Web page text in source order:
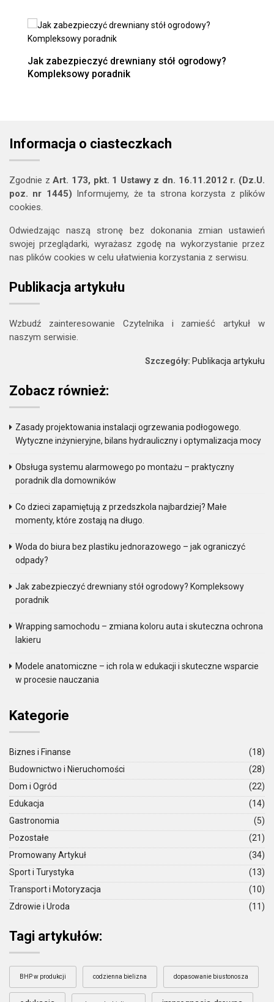
Jak zabezpieczyć drewniany stół ogrodowy?
Kompleksowy poradnik
Informacja o ciasteczkach
Zgodnie zArt. 173, pkt. 1 Ustawy z dn. 16.11.2012 r. (Dz.U.
poz. nr 1445) Informujemy, że ta strona korzysta z plików
cookies.
Odwiedzając naszą stronę bez dokonania zmian ustawień
swojej przeglądarki, wyrażasz zgodę na wykorzystanie przez
nas plików cookies w celu ułatwienia korzystania z serwisu.
Publikacja artykułu
Wzbudź zainteresowanie Czytelnika i zamieść artykuł w
naszym serwisie.
Szczegóły: Publikacja artykułu
Zobacz również:
Zasady projektowania instalacji ogrzewania podłogowego.
Wytyczne inżynieryjne, bilans hydrauliczny i optymalizacja mocy
Obsługa systemu alarmowego po montażu – praktyczny
poradnik dla domowników
Co dzieci zapamiętują z przedszkola najbardziej? Małe
momenty, które zostają na długo.
Woda do biura bez plastiku jednorazowego – jak ograniczyć
odpady?
Jak zabezpieczyć drewniany stół ogrodowy? Kompleksowy
poradnik
Wrapping samochodu – zmiana koloru auta i skuteczna ochrona
lakieru
Modele anatomiczne – ich rola w edukacji i skuteczne wsparcie
w procesie nauczania
Kategorie
Biznes i Finanse
(18)
Budownictwo i Nieruchomości
(28)
Dom i Ogród
(22)
Edukacja
(14)
Gastronomia
(5)
Pozostałe
(21)
Promowany Artykuł
(34)
Sport i Turystyka
(13)
Transport i Motoryzacja
(10)
Zdrowie i Uroda
(11)
Tagi artykułów:
BHP w produkcji codzienna bielizna dopasowanie biustonosza